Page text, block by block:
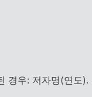
경우: 저자명(연도